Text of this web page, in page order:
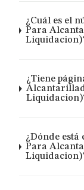
¿Cuál es el
Para
¿Tiene
¿Dónde
Para